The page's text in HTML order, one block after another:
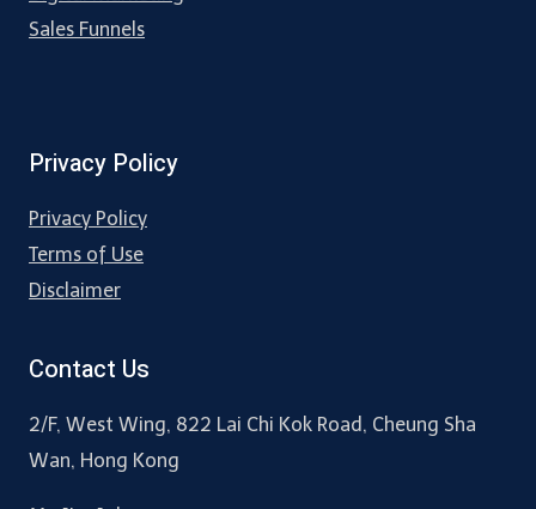
Sales Funnels
Privacy Policy
Privacy Policy
Terms of Use
Disclaimer
Contact Us
2/F, West Wing, 822 Lai Chi Kok Road, Cheung Sha
Wan, Hong Kong